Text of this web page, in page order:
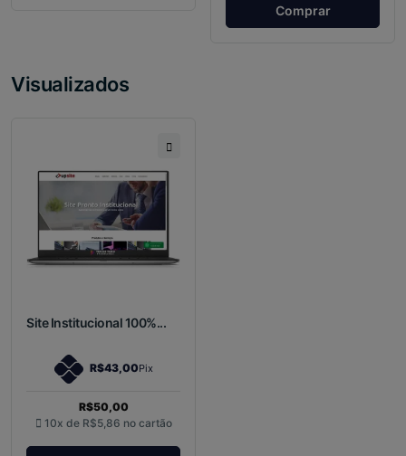
Comprar
Visualizados
Site Institucional 100%...
R$43,00Pix
R$50,00
10x de R$5,86 no cartão